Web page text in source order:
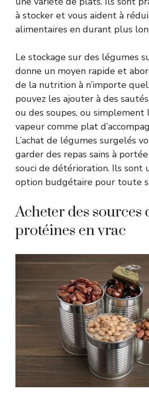
à stocker et vous aident à
alimentaires en durant plus
Le stockage sur des légumes
donne un moyen rapide et
de la nutrition à n’importe quel
pouvez les ajouter à des
ou des soupes, ou simplement
vapeur comme plat
L’achat de légumes surgelés
garder des repas sains à
souci de détérioration. Ils sont
option budgétaire pour toute
Acheter des sources
protéines en vrac